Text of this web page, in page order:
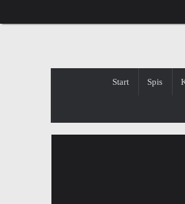
do
Start Spis